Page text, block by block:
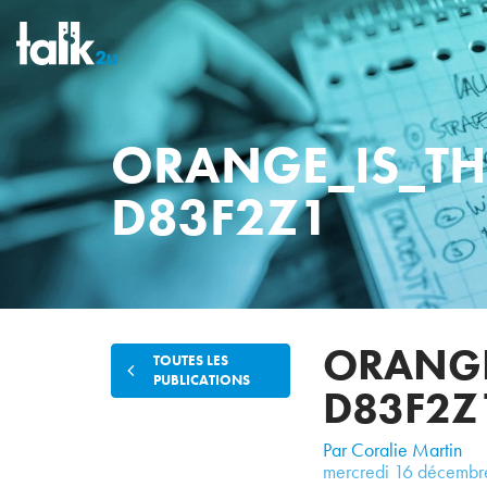
D83F2Z1
Par Coralie Martin
mercredi 16
TOUTES LES
PUBLICATIONS